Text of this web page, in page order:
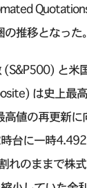
推移となった。
(S&P500) と米
は史上最
高値の再更新に
台に一時
れのままで株